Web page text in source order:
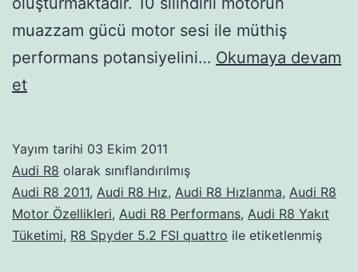
muazzam gücü motor sesi ile müthiş
performans potansiyelini… Okumaya devam
etAudi
Yayım tarihi 03 Ekim 2011
Audi R8 olarak sınıflandırılmış
Audi R8 2011, Audi R8 Hız, Audi R8 Hızlanma, Audi R8
Motor Özellikleri, Audi R8 Performans, Audi R8 Yakıt
Tüketimi, R8 Spyder 5.2 FSI quattro ile etiketlenmiş